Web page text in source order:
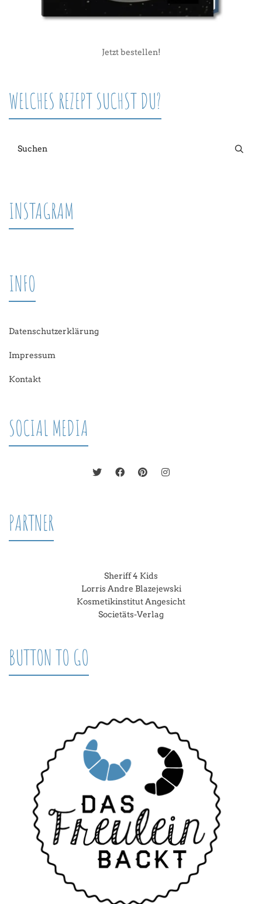
Jetzt bestellen!
WELCHES REZEPT SUCHST DU?
INSTAGRAM
INFO
Datenschutzerklärung
Impressum
Kontakt
SOCIAL MEDIA
PARTNER
Sheriff 4 Kids
Lorris Andre Blazejewski
Kosmetikinstitut Angesicht
Societäts-Verlag
BUTTON TO GO